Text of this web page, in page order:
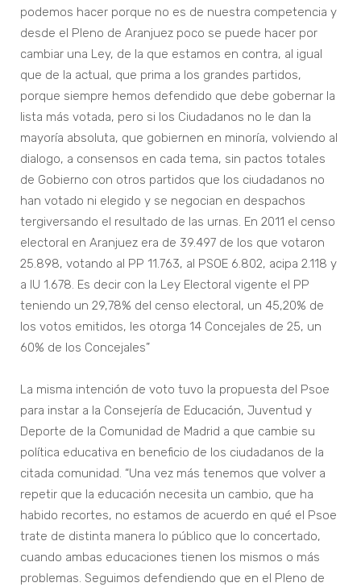
podemos hacer porque no es de nuestra competencia y
desde el Pleno de Aranjuez poco se puede hacer por
cambiar una Ley, de la que estamos en contra, al igual
que de la actual, que prima a los grandes partidos,
porque siempre hemos defendido que debe gobernar la
lista más votada, pero si los Ciudadanos no le dan la
mayoría absoluta, que gobiernen en minoría, volviendo al
dialogo, a consensos en cada tema, sin pactos totales
de Gobierno con otros partidos que los ciudadanos no
han votado ni elegido y se negocian en despachos
tergiversando el resultado de las urnas. En 2011 el censo
electoral en Aranjuez era de 39.497 de los que votaron
25.898, votando al PP 11.763, al PSOE 6.802, acipa 2.118 y
a IU 1.678. Es decir con la Ley Electoral vigente el PP
teniendo un 29,78% del censo electoral, un 45,20% de
los votos emitidos, les otorga 14 Concejales de 25, un
60% de los Concejales”
La misma intención de voto tuvo la propuesta del Psoe
para instar a la Consejería de Educación, Juventud y
Deporte de la Comunidad de Madrid a que cambie su
política educativa en beneficio de los ciudadanos de la
citada comunidad. “Una vez más tenemos que volver a
repetir que la educación necesita un cambio, que ha
habido recortes, no estamos de acuerdo en qué el Psoe
trate de distinta manera lo público que lo concertado,
cuando ambas educaciones tienen los mismos o más
problemas. Seguimos defendiendo que en el Pleno de